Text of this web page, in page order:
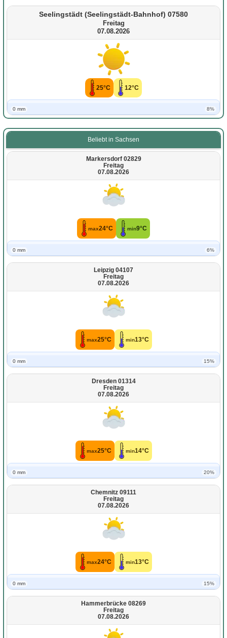
Seelingstädt (Seelingstädt-Bahnhof) 07580
Freitag
07.08.2026
25°C 12°C
0 mm 8%
Beliebt in Sachsen
Markersdorf 02829
Freitag
07.08.2026
max24°C min9°C
0 mm 6%
Leipzig 04107
Freitag
07.08.2026
max25°C min13°C
0 mm 15%
Dresden 01314
Freitag
07.08.2026
max25°C min14°C
0 mm 20%
Chemnitz 09111
Freitag
07.08.2026
max24°C min13°C
0 mm 15%
Hammerbrücke 08269
Freitag
07.08.2026